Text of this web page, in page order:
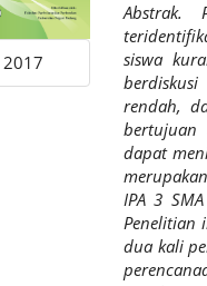
2017
Abstrak.
siswa
rendah,
bertujuan
dapat
IPA 3
Penelitian
dua kali